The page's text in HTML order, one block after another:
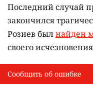
Последний случай
закончился
Розиев былнайден
своего
I
Сообщить об опечатке
Выделите фрагмент и
Сообщить об ошибке